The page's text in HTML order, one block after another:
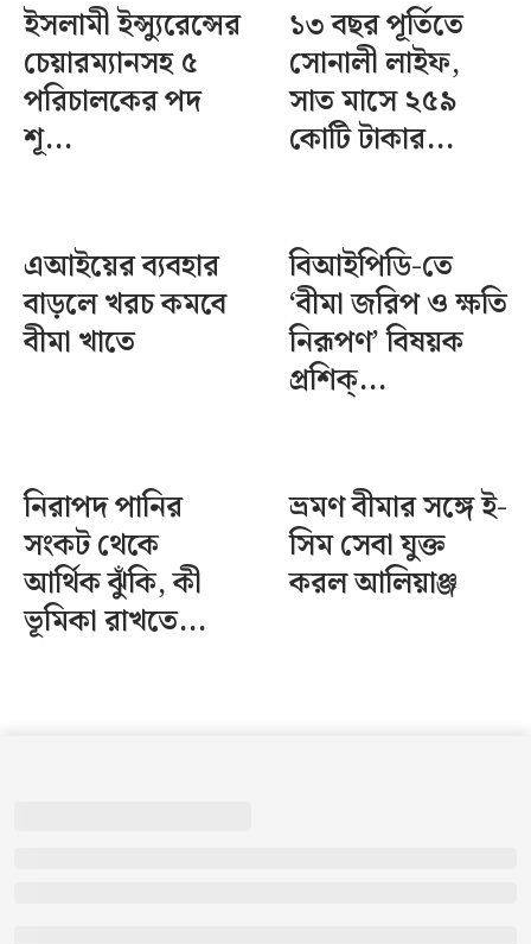
ইসলামী ইন্স্যুরেন্সের
চেয়ারম্যানসহ ৫
পরিচালকের পদ
শূ...
১৩ বছর পূর্তিতে
সোনালী লাইফ,
সাত মাসে ২৫৯
কোটি টাকার...
এআইয়ের ব্যবহার
বাড়লে খরচ কমবে
বীমা খাতে
বিআইপিডি-তে
‘বীমা জরিপ ও ক্ষতি
নিরূপণ’ বিষয়ক
প্রশিক্...
নিরাপদ পানির
সংকট থেকে
আর্থিক ঝুঁকি, কী
ভূমিকা রাখতে...
ভ্রমণ বীমার সঙ্গে ই-
সিম সেবা যুক্ত
করল আলিয়াঞ্জ